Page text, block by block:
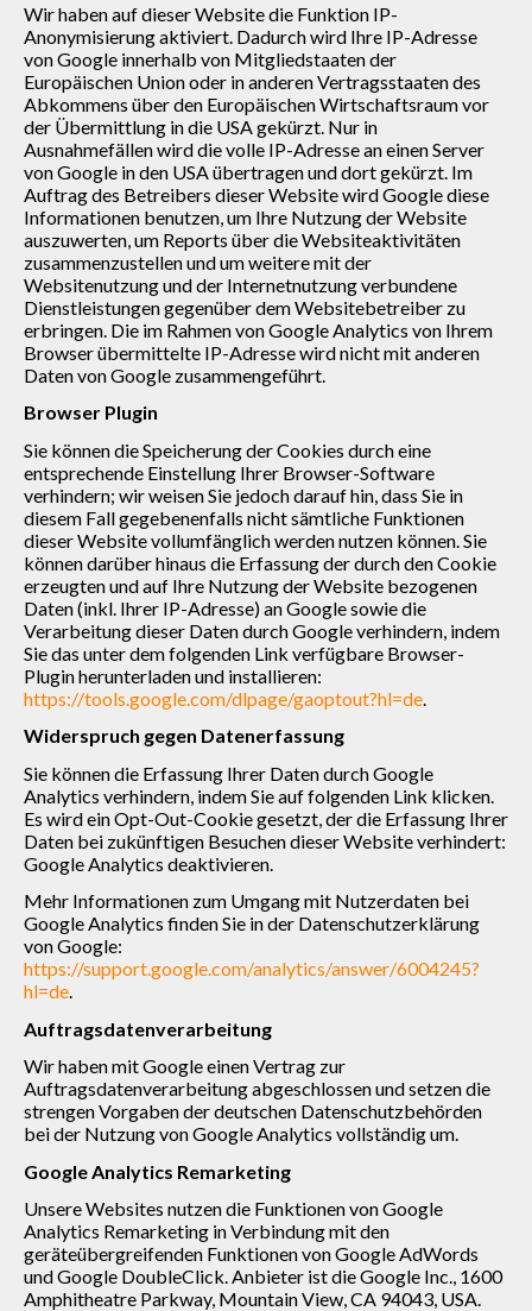
Wir haben auf dieser Website die Funktion IP-
Anonymisierung aktiviert. Dadurch wird Ihre IP-Adresse
von Google innerhalb von Mitgliedstaaten der
Europäischen Union oder in anderen Vertragsstaaten des
Abkommens über den Europäischen Wirtschaftsraum vor
der Übermittlung in die USA gekürzt. Nur in
Ausnahmefällen wird die volle IP-Adresse an einen Server
von Google in den USA übertragen und dort gekürzt. Im
Auftrag des Betreibers dieser Website wird Google diese
Informationen benutzen, um Ihre Nutzung der Website
auszuwerten, um Reports über die Websiteaktivitäten
zusammenzustellen und um weitere mit der
Websitenutzung und der Internetnutzung verbundene
Dienstleistungen gegenüber dem Websitebetreiber zu
erbringen. Die im Rahmen von Google Analytics von Ihrem
Browser übermittelte IP-Adresse wird nicht mit anderen
Daten von Google zusammengeführt.
Browser Plugin
Sie können die Speicherung der Cookies durch eine
entsprechende Einstellung Ihrer Browser-Software
verhindern; wir weisen Sie jedoch darauf hin, dass Sie in
diesem Fall gegebenenfalls nicht sämtliche Funktionen
dieser Website vollumfänglich werden nutzen können. Sie
können darüber hinaus die Erfassung der durch den Cookie
erzeugten und auf Ihre Nutzung der Website bezogenen
Daten (inkl. Ihrer IP-Adresse) an Google sowie die
Verarbeitung dieser Daten durch Google verhindern, indem
Sie das unter dem folgenden Link verfügbare Browser-
Plugin herunterladen und installieren:
https://tools.google.com/dlpage/gaoptout?hl=de
Widerspruch gegen Datenerfassung
Sie können die Erfassung Ihrer Daten durch Google
Analytics verhindern, indem Sie auf folgenden Link klicken.
Es wird ein Opt-Out-Cookie gesetzt, der die Erfassung Ihrer
Daten bei zukünftigen Besuchen dieser Website verhindert:
Google Analytics deaktivieren.
Mehr Informationen zum Umgang mit Nutzerdaten bei
Google Analytics finden Sie in der Datenschutzerklärung
von Google:
https://support.google.com/analytics/answer/6004245?
hl=de.
Auftragsdatenverarbeitung
Wir haben mit Google einen Vertrag zur
Auftragsdatenverarbeitung abgeschlossen und setzen die
strengen Vorgaben der deutschen Datenschutzbehörden
bei der Nutzung von Google Analytics vollständig um.
Google Analytics Remarketing
Unsere Websites nutzen die Funktionen von Google
Analytics Remarketing in Verbindung mit den
geräteübergreifenden Funktionen von Google AdWords
und Google DoubleClick. Anbieter ist die Google Inc., 1600
Amphitheatre Parkway, Mountain View, CA 94043, USA.